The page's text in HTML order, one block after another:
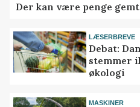
Der kan være penge
LÆSERBREVE
Debat:
stemmer
økologi
MASKINER